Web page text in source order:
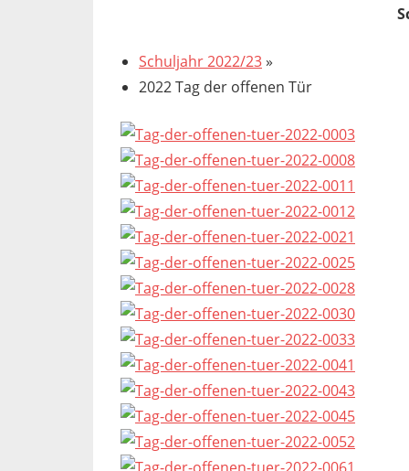
Schuljahr 2022/23»
2022 Tag der offenen Tür